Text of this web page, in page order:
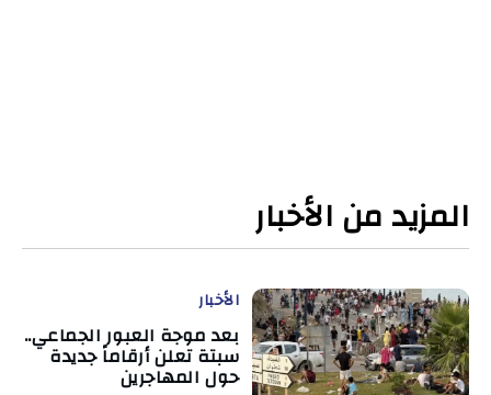
المزيد من الأخبار
الأخبار
بعد موجة العبور الجماعي..
سبتة تعلن أرقاماً جديدة
حول المهاجرين